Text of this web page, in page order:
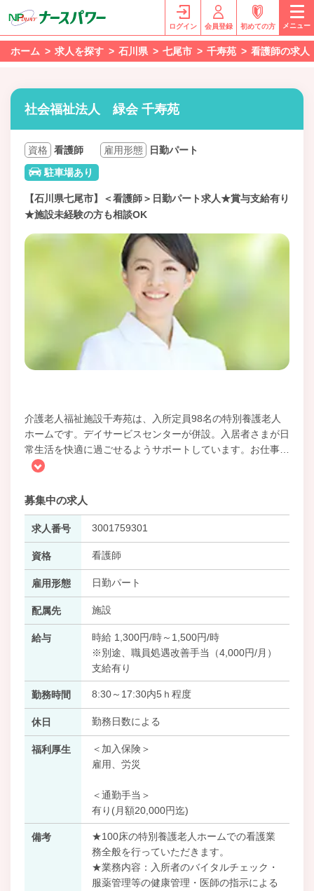
ログイン 会員登録 初めての方 メニュー
ホーム 求人を探す 石川県 七尾市 千寿苑 看護師の求人
社会福祉法人 緑会 千寿苑
資格 看護師 雇用形態
日勤パート
駐車場あり
【石川県七尾市】＜看護師＞日勤パート求人★賞与支給有り
★施設未経験の方も相談OK
介護老人福祉施設千寿苑は、入所定員98名の特別養護老人
ホームです。デイサービスセンターが併設。入居者さまが日
常生活を快適に過ごせるようサポートしています。お仕事
募集中の求人
求人番号 3001759301
資格 看護師
雇用形態 日勤パート
配属先 施設
給与
時給 1,300円/時～1,500円/時
※別途、職員処遇改善手当（4,000円/月）
支給有り
勤務時間 8:30～17:30内5ｈ程度
休日 勤務日数による
福利厚生
＜加入保険＞
雇用、労災
＜通勤手当＞
有り(月額20,000円迄)
備考
★100床の特別養護老人ホームでの看護業
務全般を行っていただきます。
★業務内容：入所者のバイタルチェック・
服薬管理等の健康管理・医師の指示による